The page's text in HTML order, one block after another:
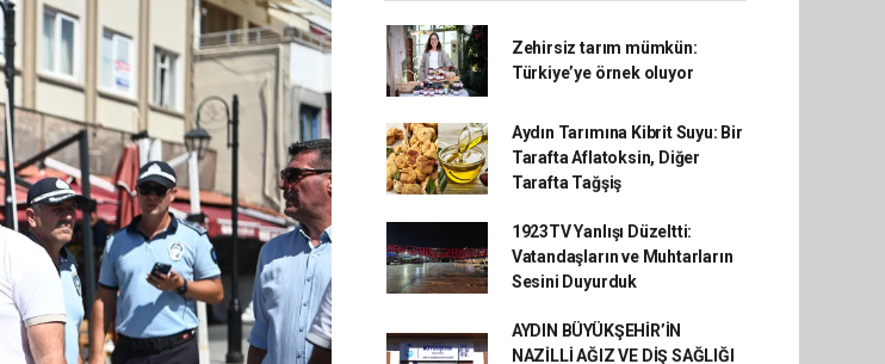
Zehirsiz tarım mümkün:
Türkiye’ye örnek oluyor
Aydın Tarımına Kibrit Suyu: Bir
Tarafta Aflatoksin, Diğer
Tarafta Tağşiş
1923TV Yanlışı Düzeltti:
Vatandaşların ve Muhtarların
Sesini Duyurduk
AYDIN BÜYÜKŞEHİR’İN
NAZİLLİ AĞIZ VE DİŞ SAĞLIĞI